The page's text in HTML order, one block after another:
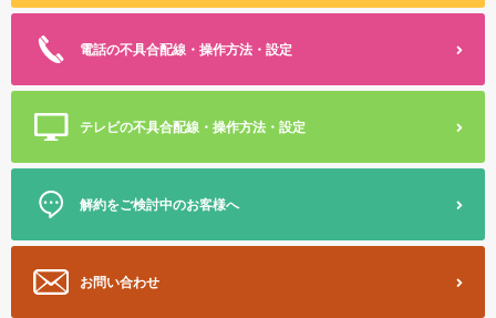
電話の不具合配線・操作方法・設定
テレビの不具合配線・操作方法・設定
解約をご検討中のお客様へ
お問い合わせ